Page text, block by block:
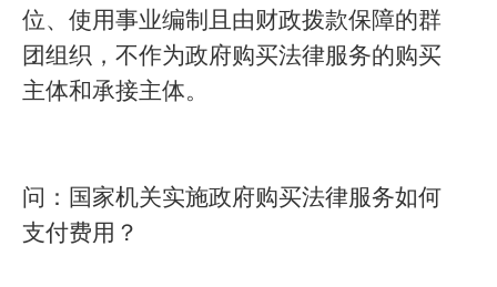
位、使用事业编制且由财政拨款保障的群
团组织，不作为政府购买法律服务的购买
主体和承接主体。
问：国家机关实施政府购买法律服务如何
支付费用？